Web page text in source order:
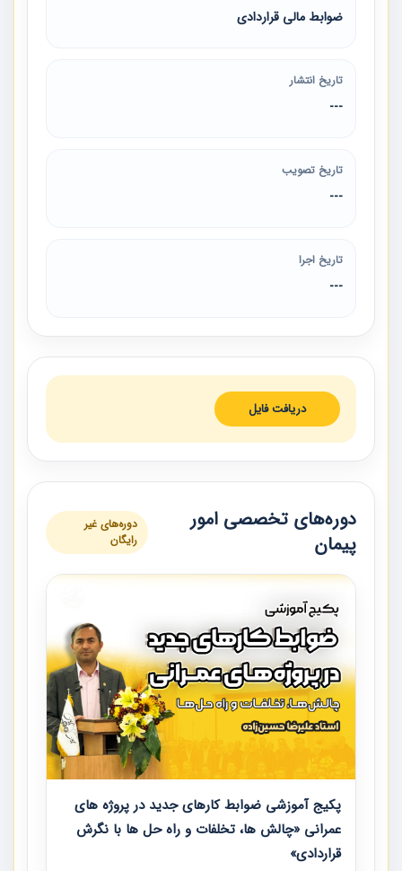
ضوابط مالی قراردادی
تاریخ انتشار
---
تاریخ تصویب
---
تاریخ اجرا
---
دریافت فایل
دوره‌های تخصصی امور
پیمان
دوره‌های غیر
رایگان
پکیج آموزشی ضوابط کارهای جدید در پروژه های
عمرانی «چالش ها، تخلفات و راه حل ها با نگرش
قراردادی»